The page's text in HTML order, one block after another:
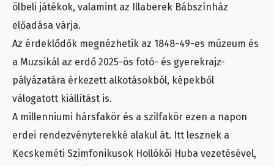
ölbeli játékok, valamint az Illaberek Bábszínház
előadása várja.
Az érdeklődők megnézhetik az 1848-49-es múzeum és
a Muzsikál az erdő 2025-ös fotó- és gyerekrajz-
pályázatára érkezett alkotásokból, képekből
válogatott kiállítást is.
A millenniumi hársfakör és a szilfakör ezen a napon
erdei rendezvényterekké alakul át. Itt lesznek a
Kecskeméti Szimfonikusok Hollókői Huba vezetésével,